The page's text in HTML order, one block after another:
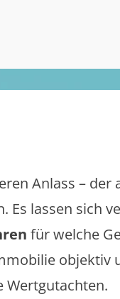
Anlass – der
Es lassen sich
für welche
objektiv